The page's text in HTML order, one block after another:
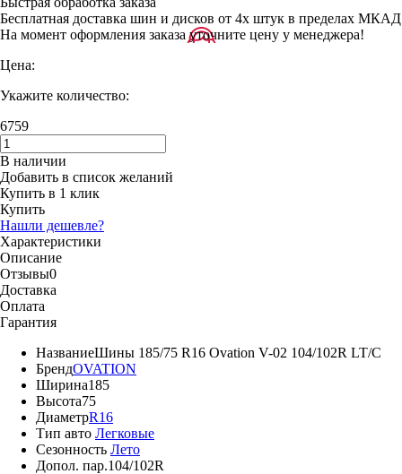
Бесплатная доставка шин и дисков от 4х штук в пределах МКАД
На момент оформления заказа уточните цену у менеджера!
Цена:
Укажите количество:
6759
В наличии
Добавить в список желаний
Купить в 1 клик
Купить
Нашли дешевле?
Характеристики
Описание
Отзывы0
Доставка
Оплата
Гарантия
НазваниеШины 185/75 R16 Ovation V-02 104/102R LT/C
БрендOVATION
Ширина185
Высота75
ДиаметрR16
Тип авто Легковые
Сезонность Лето
Допол. пар.104/102R